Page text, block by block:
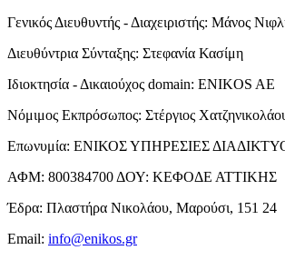
Γενικός Διευθυντής - Διαχειριστής: Μάνος
Διευθύντρια Σύνταξης: Στεφανία Κασίμη
Ιδιοκτησία - Δικαιούχος domain: ENIKOS AE
Νόμιμος Εκπρόσωπος: Στέργιος
Επωνυμία: ΕΝΙΚΟΣ ΥΠΗΡΕΣΙΕΣ
ΑΦΜ: 800384700 ΔΟΥ: ΚΕΦΟΔΕ ΑΤΤΙΚΗΣ
Έδρα: Πλαστήρα Νικολάου, Μαρούσι, 151 24
Email: info@enikos.gr